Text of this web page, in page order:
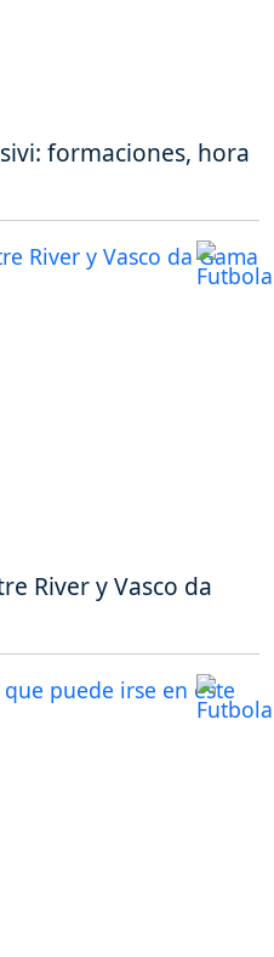
formaciones, hora
River y Vasco da